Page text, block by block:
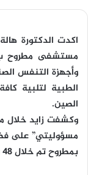
اكدت الدكتورة
وأجهزة التنفس
الطبية لتلبية
الصين.
وكشفت زايد خلال
مسؤوليتي” على
بمطروح تم خلال 48 ساعة بما فى ذلك تدريب الاطباء!